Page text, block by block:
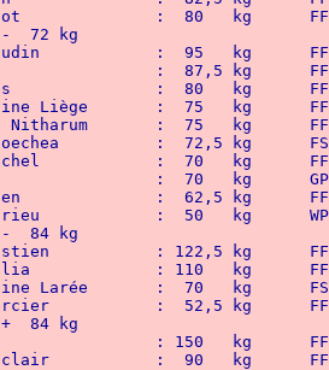
10°
		-  72 kg
1°
2° Aline Leroy			:  87,5 kg
3° Florence Maes		:  80   kg
4° Marie-
5° Marie-
6° Valérie
7°
8° Lydie Pons			:  70   kg
9° France Juilien		:  62,5 kg
10° Amandine Malrieu		:  50   kg
		-  84 kg
1°
2°
3° Marie-Christine Larée	:  70   kg
4° Sylvie Le Mercier		:  52,5 kg
		+  84 kg
1° Leila
2°